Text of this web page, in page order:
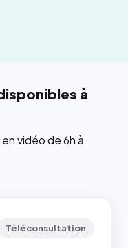
à
vidéo de 6h à
Téléconsultation